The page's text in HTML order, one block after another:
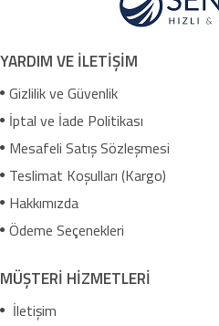
YARDIM VE İLETİŞİM
Gizlilik ve Güvenlik
İptal ve İade Politikası
Mesafeli Satış Sözleşmesi
Teslimat Koşulları (Kargo)
Hakkımızda
Ödeme Seçenekleri
MÜŞTERİ HİZMETLERİ
İletişim